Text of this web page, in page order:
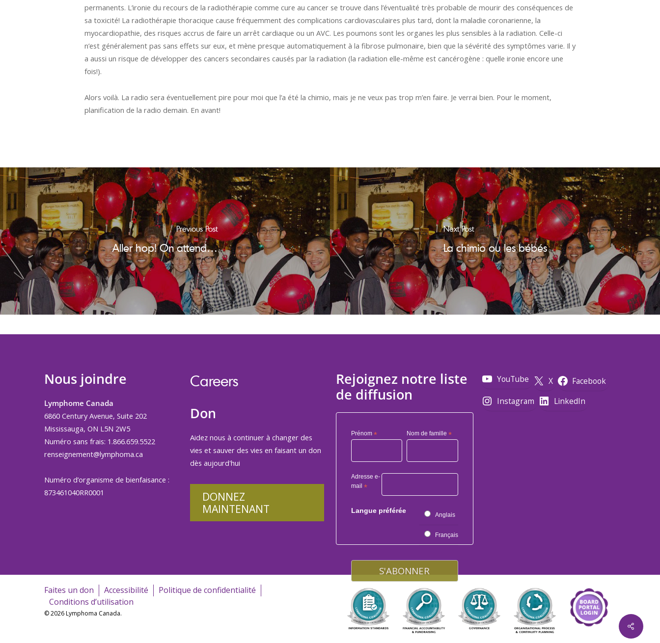
permanents. L’ironie du recours de la radiothérapie comme cure au cancer se trouve dans l’éventualité très probable de mourir des conséquences de
sa toxicité! La radiothérapie thoracique cause fréquemment des complications cardiovasculaires plus tard, dont la maladie coronarienne, la
myocardiopathie, des risques accrus de faire un arrêt cardiaque ou un AVC. Les poumons sont les organes les plus sensibles à la radiation. Celle-ci
n’est généralement pas sans effets sur eux, et mène presque automatiquement à la fibrose pulmonaire, bien que la sévérité des symptômes varie. Il y
a aussi un risque de développer des cancers secondaires causés par la radiation (la radiation elle-même est cancérogène : quelle ironie encore une
fois!).
Alors voilà. La radio sera éventuellement pire pour moi que l’a été la chimio, mais je ne veux pas trop m’en faire. Je verrai bien. Pour le moment,
planification de la radio demain. En avant!
Previous Post
Aller hop! On attend…
Next Post
La chimio ou les bébés
Nous joindre
Lymphome Canada
6860 Century Avenue, Suite 202
Mississauga, ON L5N 2W5
Numéro sans frais: 1.866.659.5522
renseignement@lymphoma.ca
Numéro d’organisme de bienfaisance :
873461040RR0001
Careers
Don
Aidez nous à continuer à changer des
vies et sauver des vies en faisant un don
dès aujourd'hui
DONNEZ
MAINTENANT
Rejoignez notre liste
de diffusion
Prénom * Nom de famille *
Adresse e-
mail *
Langue préférée
Anglais
Français
YouTube X
Facebook
Instagram
LinkedIn
Faites un don Accessibilité
Politique de confidentialité
Conditions d’utilisation
© 2026 Lymphoma Canada.